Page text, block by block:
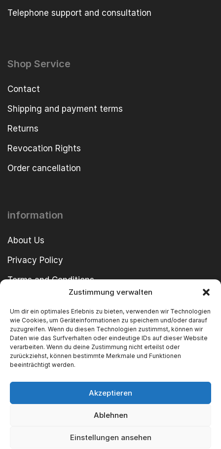
Zustimmung verwalten
Um dir ein optimales Erlebnis zu bieten, verwenden wir Technologien
wie Cookies, um Geräteinformationen zu speichern und/oder darauf
zuzugreifen. Wenn du diesen Technologien zustimmst, können wir
Daten wie das Surfverhalten oder eindeutige IDs auf dieser Website
verarbeiten. Wenn du deine Zustimmung nicht erteilst oder
zurückziehst, können bestimmte Merkmale und Funktionen
beeinträchtigt werden.
Akzeptieren
Ablehnen
Einstellungen ansehen
Telephone support and consultation
Shop Service
Contact
Shipping and payment terms
Returns
Revocation Rights
Order cancellation
information
About Us
Privacy Policy
Terms and Conditions
Copyright © 2024 SWT GmbH